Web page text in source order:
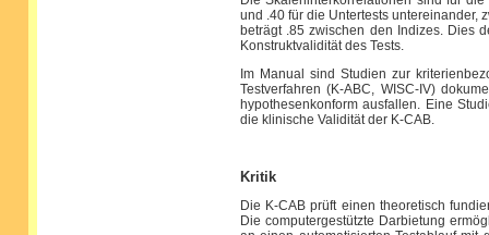
und .40 für die Untertests untereinander,
beträgt .85 zwischen den Indizes. Dies
Konstruktvalidität des Tests.
Im Manual sind Studien zur
Testverfahren (K-ABC, WISC-IV)
hypothesenkonform ausfallen. Eine
die klinische Validität der K-CAB.
Kritik
Die K-CAB prüft einen theoretisch
Die computergestützte Darbietung